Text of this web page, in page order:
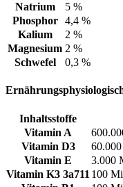
Natrium
5 %
Phosphor
4,4 %
Kalium
2 %
Magnesium 2 %
Schwefel
0,3 %
Inhaltsstoffe
Vitamin A
Vitamin D3
Vitamin E
3.000
Vitamin K3 3a711 100